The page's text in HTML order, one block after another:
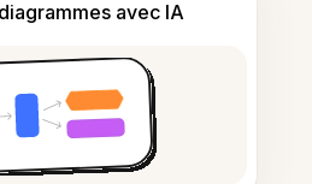
avec IA